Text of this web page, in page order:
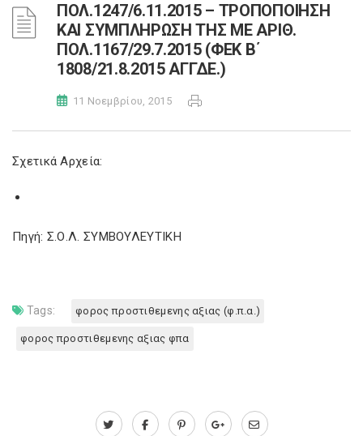
ΠΟΛ.1247/6.11.2015 – ΤΡΟΠΟΠΟΙΗΣΗ
ΚΑΙ ΣΥΜΠΛΗΡΩΣΗ ΤΗΣ ΜΕ ΑΡΙΘ.
ΠΟΛ.1167/29.7.2015 (ΦΕΚ Β΄
1808/21.8.2015 ΑΓΓΔΕ.)
11 Νοεμβρίου, 2015
Σχετικά Αρχεία:
Πηγή: Σ.Ο.Λ. ΣΥΜΒΟΥΛΕΥΤΙΚΗ
Tags: φορος προστιθεμενης αξιας (φ.π.α.)
φορος προστιθεμενης αξιας φπα